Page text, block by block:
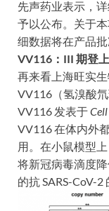
先声药业表示，
予以公布。关于
细数据将在产品
VV116：III 期登
再来看上海旺实
VV116（氢溴酸氘
VV116 发表于
VV116 在体内外
用。在小鼠模型
将新冠病毒滴度
的抗 SARS-CoV-2